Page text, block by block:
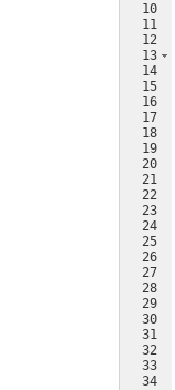
10
11
12
13
14
15
16
17
18
19
20
21
22
23
24
25
26
27
28
29
30
31
32
33
34